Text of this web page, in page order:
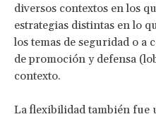
diversos contextos en los
estrategias distintas en lo
los temas de seguridad o a
de promoción y defensa
contexto.
La flexibilidad también fue